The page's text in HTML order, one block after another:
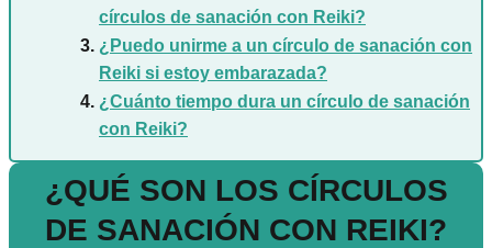
círculos de sanación con Reiki?
¿Puedo unirme a un círculo de sanación con
Reiki si estoy embarazada?
¿Cuánto tiempo dura un círculo de sanación
con Reiki?
¿QUÉ SON LOS CÍRCULOS
DE SANACIÓN CON REIKI?